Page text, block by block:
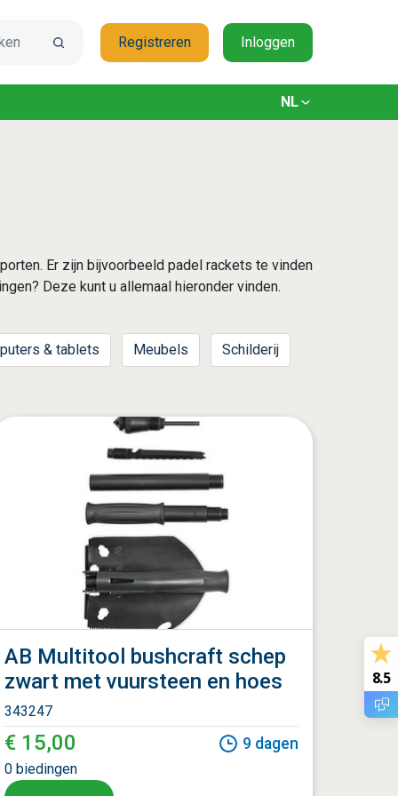
SELECTEER JE
NL
Registreren Inloggen
Er zijn bijvoorbeeld padel rackets te vinden
Deze kunt u allemaal hieronder vinden.
& tablets Meubels Schilderij
AB Multitool bushcraft schep
zwart met vuursteen en hoes
343247
€ 15,00
0 biedingen
9 dagen
8.5